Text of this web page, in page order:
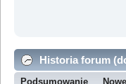
Historia forum
Podsumowanie Nowe